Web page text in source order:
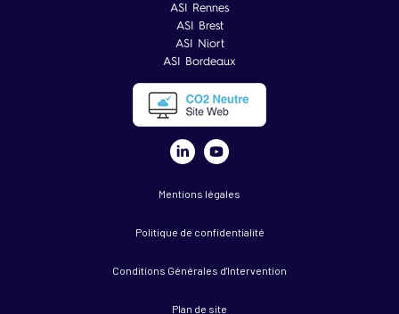
ASI Rennes
ASI Brest
ASI Niort
ASI Bordeaux
Mentions légales
Politique de confidentialité
Conditions Générales d'Intervention
Plan de site